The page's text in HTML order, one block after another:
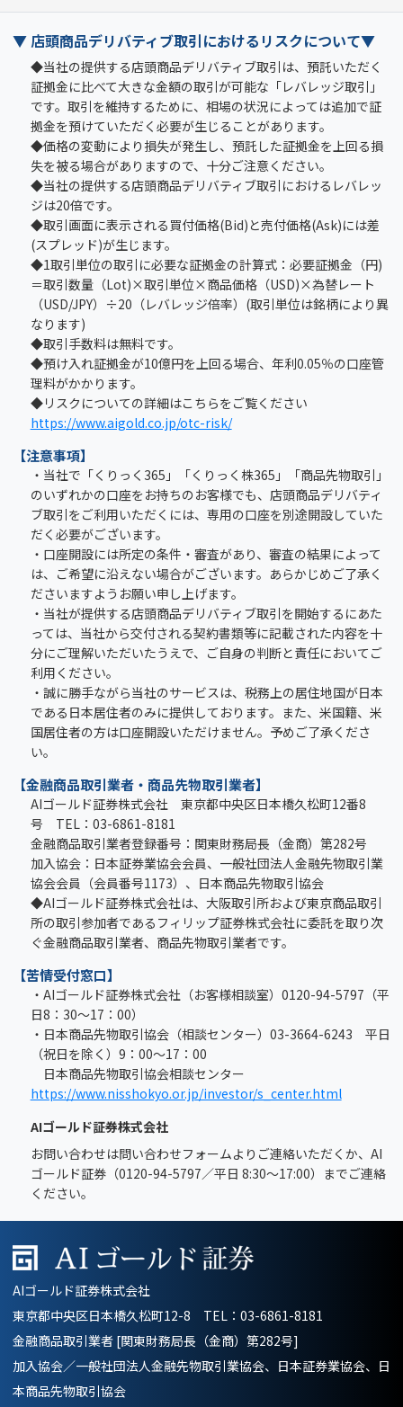
▼ 店頭商品デリバティブ取引におけるリスクについて▼
◆当社の提供する店頭商品デリバティブ取引は、預託いただく
証拠金に比べて大きな金額の取引が可能な「レバレッジ取引」
です。取引を維持するために、相場の状況によっては追加で証
拠金を預けていただく必要が生じることがあります。
◆価格の変動により損失が発生し、預託した証拠金を上回る損
失を被る場合がありますので、十分ご注意ください。
◆当社の提供する店頭商品デリバティブ取引におけるレバレッ
ジは20倍です。
◆取引画面に表示される買付価格(Bid)と売付価格(Ask)には差
(スプレッド)が生じます。
◆1取引単位の取引に必要な証拠金の計算式：必要証拠金（円)
＝取引数量（Lot)×取引単位×商品価格（USD)×為替レート
（USD/JPY）÷20（レバレッジ倍率）(取引単位は銘柄により異
なります)
◆取引手数料は無料です。
◆預け入れ証拠金が10億円を上回る場合、年利0.05％の口座管
理料がかかります。
◆リスクについての詳細はこちらをご覧ください
https://www.aigold.co.jp/otc-risk/
【注意事項】
・当社で「くりっく365」「くりっく株365」「商品先物取引」
のいずれかの口座をお持ちのお客様でも、店頭商品デリバティ
ブ取引をご利用いただくには、専用の口座を別途開設していた
だく必要がございます。
・口座開設には所定の条件・審査があり、審査の結果によって
は、ご希望に沿えない場合がございます。あらかじめご了承く
ださいますようお願い申し上げます。
・当社が提供する店頭商品デリバティブ取引を開始するにあた
っては、当社から交付される契約書類等に記載された内容を十
分にご理解いただいたうえで、ご自身の判断と責任においてご
利用ください。
・誠に勝手ながら当社のサービスは、税務上の居住地国が日本
である日本居住者のみに提供しております。また、米国籍、米
国居住者の方は口座開設いただけません。予めご了承くださ
い。
【金融商品取引業者・商品先物取引業者】
AIゴールド証券株式会社 東京都中央区日本橋久松町12番8
号 TEL：03-6861-8181
金融商品取引業者登録番号：関東財務局長（金商）第282号
加入協会：日本証券業協会会員、一般社団法人金融先物取引業
協会会員（会員番号1173）、日本商品先物取引協会
◆AIゴールド証券株式会社は、大阪取引所および東京商品取引
所の取引参加者であるフィリップ証券株式会社に委託を取り次
ぐ金融商品取引業者、商品先物取引業者です。
【苦情受付窓口】
・AIゴールド証券株式会社（お客様相談室）0120-94-5797（平
日8：30～17：00）
・日本商品先物取引協会（相談センター）03-3664-6243 平日
（祝日を除く）9：00～17：00
日本商品先物取引協会相談センター
https://www.nisshokyo.or.jp/investor/s_center.html
AIゴールド証券株式会社
お問い合わせは問い合わせフォームよりご連絡いただくか、AI
ゴールド証券（0120-94-5797／平日 8:30～17:00）までご連絡
ください。
AIゴールド証券株式会社
東京都中央区日本橋久松町12-8 TEL： 03-6861-8181
金融商品取引業者 [関東財務局長（金商）第282号]
加入協会／一般社団法人金融先物取引業協会、日本証券業協会、日
本商品先物取引協会